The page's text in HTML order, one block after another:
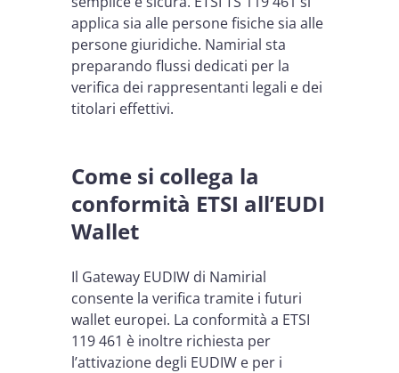
applica sia alle persone fisiche sia alle
persone giuridiche. Namirial sta
preparando flussi dedicati per la
verifica dei rappresentanti legali e dei
titolari effettivi.
Come si collega la
conformità ETSI all’EUDI
Wallet
Il Gateway EUDIW di Namirial
consente la verifica tramite i futuri
wallet europei. La conformità a ETSI
119 461 è inoltre richiesta per
l’attivazione degli EUDIW e per i